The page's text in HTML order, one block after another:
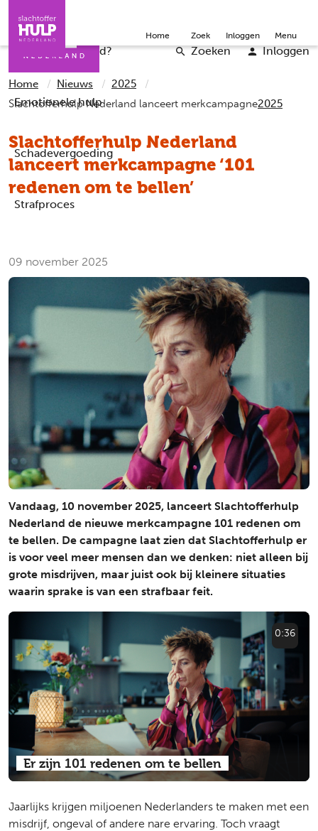
Iemand helpen Word vrijwilliger English
Wat is er gebeurd?
Emotionele hulp
Schadevergoeding
Strafproces
Zoeken Inloggen
Home Zoek Inloggen Menu
Home Nieuws
2025
Slachtofferhulp Nederland lanceert merkcampagne2025
Slachtofferhulp Nederland
lanceert merkcampagne ‘101
redenen om te bellen’
09 november 2025
Vandaag, 10 november 2025, lanceert Slachtofferhulp
Nederland de nieuwe merkcampagne 101 redenen om
te bellen. De campagne laat zien dat Slachtofferhulp er
is voor veel meer mensen dan we denken: niet alleen bij
grote misdrijven, maar juist ook bij kleinere situaties
waarin sprake is van een strafbaar feit.
0:36
Er zijn 101 redenen om te bellen
Jaarlijks krijgen miljoenen Nederlanders te maken met een
misdrijf, ongeval of andere nare ervaring. Toch vraagt